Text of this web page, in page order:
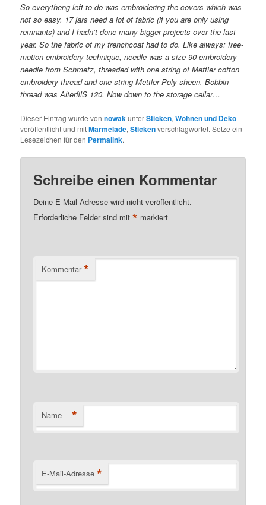
So everytheng left to do was embroidering the covers which was
not so easy. 17 jars need a lot of fabric (if you are only using
remnants) and I hadn’t done many bigger projects over the last
year. So the fabric of my trenchcoat had to do. Like always: free-
motion embroidery technique, needle was a size 90 embroidery
needle from Schmetz, threaded with one string of Mettler cotton
embroidery thread and one string Mettler Poly sheen. Bobbin
thread was AlterfilS 120. Now down to the storage cellar…
Dieser Eintrag wurde vonnowakunterSticken,Wohnen und Deko
veröffentlicht und mitMarmelade,Stickenverschlagwortet. Setze ein
Lesezeichen für den Permalink.
Schreibe einen Kommentar
Deine E-Mail-Adresse wird nicht veröffentlicht.
Erforderliche Felder sind mit* markiert
Kommentar *
Name *
E-Mail-Adresse *